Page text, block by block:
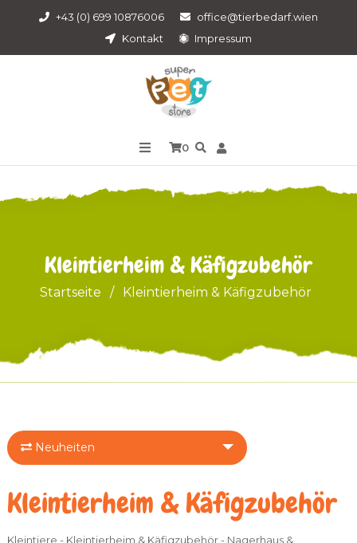
+43 (0) 699 10876006
office@tierbedarf.wien
Kontakt
Impressum
0
Kleintierheim & Käfigzubehör
Startseite / Kleintierheim & Käfigzubehör
Neuheiten
Kleintierheim & Käfigzubehör
Kleintiere - Kleintierheim & Käfigzubehör - Nagerhaus &